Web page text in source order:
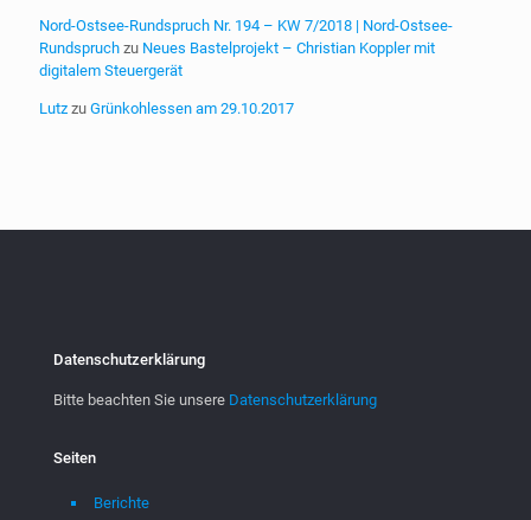
Nord-Ostsee-Rundspruch Nr. 194 – KW 7/2018 | Nord-Ostsee-
Rundspruch zu Neues Bastelprojekt – Christian Koppler mit
digitalem Steuergerät
Lutz zu Grünkohlessen am 29.10.2017
Datenschutzerklärung
Bitte beachten Sie unsere Datenschutzerklärung
Seiten
Berichte